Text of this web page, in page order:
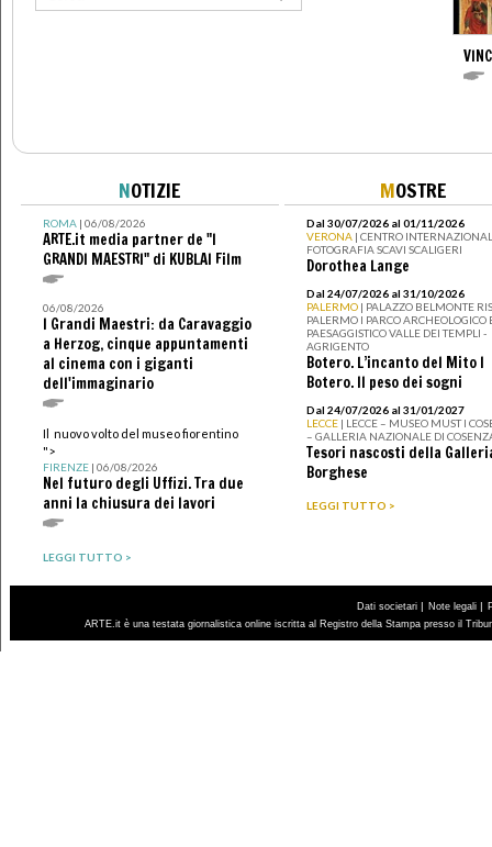
NOTIZIE
ROMA| 06/08/2026
ARTE.it media partner de "I
GRANDI MAESTRI" di KUBLAI Film
06/08/2026
I Grandi Maestri: da Caravaggio
a Herzog, cinque appuntamenti
al cinema con i giganti
dell'immaginario
Il nuovo volto del museo fiorentino
">
FIRENZE| 06/08/2026
Nel futuro degli Uffizi. Tra due
anni la chiusura dei lavori
LEGGI TUTTO >
MOSTRE
Dal 30/07/2026 al 01/11/2026
VERONA | CENTRO
FOTOGRAFIA SCAVI SCALIGERI
Dorothea Lange
Dal 24/07/2026 al 31/10/2026
PALERMO | PALAZZO BELMONTE
PALERMO I PARCO ARCHEOLOGICO
PAESAGGISTICO VALLE DEI TEMPLI -
AGRIGENTO
Botero. L’incanto del Mito I
Botero. Il peso dei sogni
Dal 24/07/2026 al 31/01/2027
LECCE | LECCE – MUSEO MUST I
– GALLERIA NAZIONALE DI
Tesori nascosti della
Borghese
LEGGI TUTTO >
Dati societari | Note legali |
ARTE.it è una testata giornalistica online iscritta al Registro della Stampa presso il